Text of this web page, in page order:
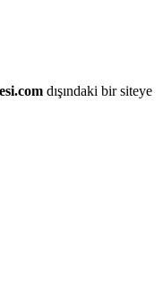
dışındaki bir siteye